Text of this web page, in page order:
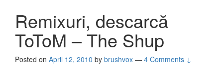
Remixuri, descarcă
ToToM – The Shup
Posted on April 12, 2010 by brushvox — 4 Comments ↓